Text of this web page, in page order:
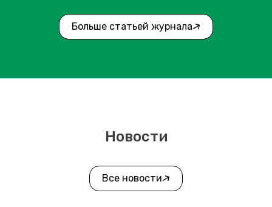
Больше статьей журнала
Новости
Все новости